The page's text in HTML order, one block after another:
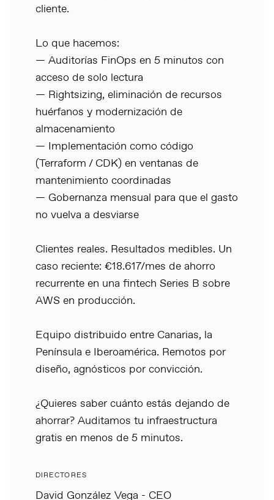
cliente.
Lo que hacemos:
— Auditorías FinOps en 5 minutos con
acceso de solo lectura
— Rightsizing, eliminación de recursos
huérfanos y modernización de
almacenamiento
— Implementación como código
(Terraform / CDK) en ventanas de
mantenimiento coordinadas
— Gobernanza mensual para que el gasto
no vuelva a desviarse
Clientes reales. Resultados medibles. Un
caso reciente: €18.617/mes de ahorro
recurrente en una fintech Series B sobre
AWS en producción.
Equipo distribuido entre Canarias, la
Península e Iberoamérica. Remotos por
diseño, agnósticos por convicción.
¿Quieres saber cuánto estás dejando de
ahorrar? Auditamos tu infraestructura
gratis en menos de 5 minutos.
DIRECTORES
David González Vega - CEO